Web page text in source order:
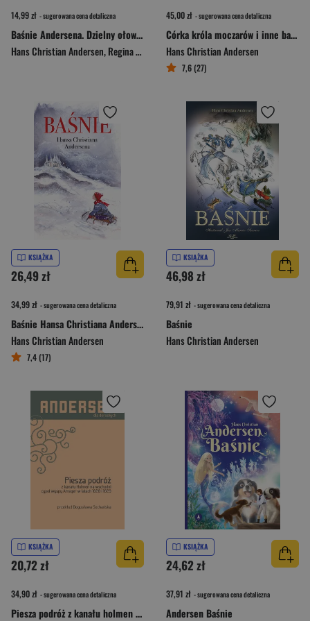
14,99 zł - sugerowana cena detaliczna
Baśnie Andersena. Dzielny ołowiany żołnierzyk i...
Hans Christian Andersen,Regina Land
45,00 zł - sugerowana cena detaliczna
Córka króla moczarów i inne baśnie
Hans Christian Andersen
7,6 (27)
KSIĄŻKA
26,49 zł
34,99 zł - sugerowana cena detaliczna
Baśnie Hansa Christiana Andersena
Hans Christian Andersen
7,4 (17)
KSIĄŻKA
46,98 zł
79,91 zł - sugerowana cena detaliczna
Baśnie
Hans Christian Andersen
KSIĄŻKA
20,72 zł
34,90 zł - sugerowana cena detaliczna
Piesza podróż z kanału holmen na wschodni cypel wyspy amager w latach 1828 i 1829
KSIĄŻKA
24,62 zł
37,91 zł - sugerowana cena detaliczna
Andersen Baśnie